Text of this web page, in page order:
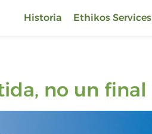
Historia Ethikos Services
no un final